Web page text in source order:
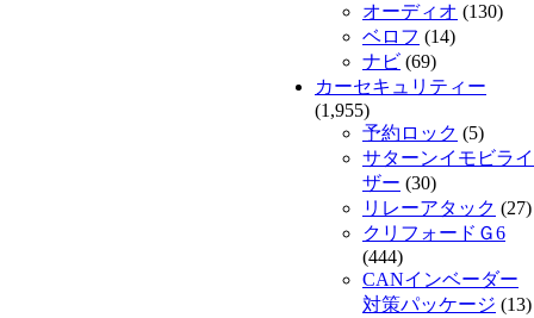
オーディオ (130)
ベロフ (14)
ナビ (69)
カーセキュリティー
(1,955)
予約ロック (5)
サターンイモビライ
ザー (30)
リレーアタック (27)
クリフォードＧ6
(444)
CANインベーダー
対策パッケージ (13)